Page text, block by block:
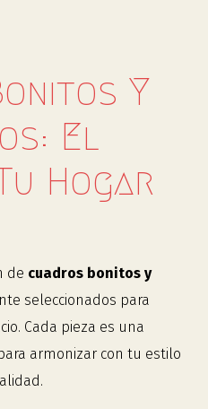
Y
El
Hogar
de cuadros bonitos y
seleccionados para
Cada pieza es una
armonizar con tu estilo